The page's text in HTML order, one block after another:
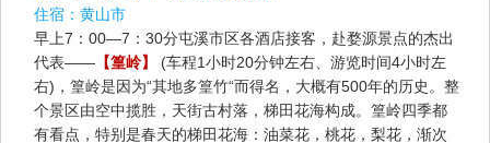
住宿： 黄山市
早上7：00—7：30分屯溪市区各酒店接客，赴婺源景点的杰出
代表—— 【篁岭】 (车程1小时20分钟左右、游览时间4小时左
右)，篁岭是因为“其地多篁竹“而得名，大概有500年的历史。整
个景区由空中揽胜，天街古村落，梯田花海构成。篁岭四季都
有看点，特别是春天的梯田花海：油菜花，桃花，梨花，渐次